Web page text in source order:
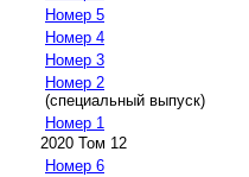
Номер 5
Номер 4
Номер 3
Номер 2
(специальный выпуск)
Номер 1
2020 Том 12
Номер 6